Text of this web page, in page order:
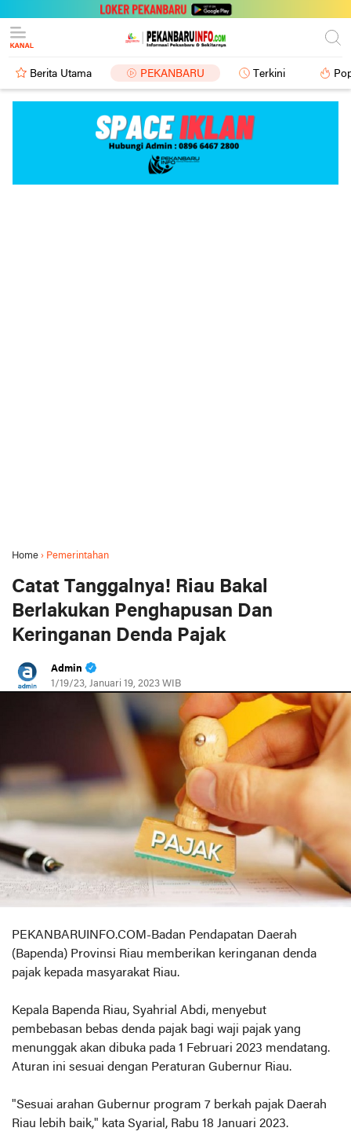
Berita Utama PEKANBARU Terkini
Home › Pemerintahan
Catat Tanggalnya! Riau Bakal
Berlakukan Penghapusan Dan
Keringanan Denda Pajak
Admin
1/19/23, Januari 19, 2023 WIB
PEKANBARUINFO.COM-Badan Pendapatan Daerah
(Bapenda) Provinsi Riau memberikan keringanan denda
pajak kepada masyarakat Riau.
Kepala Bapenda Riau, Syahrial Abdi, menyebut
pembebasan bebas denda pajak bagi waji pajak yang
menunggak akan dibuka pada 1 Februari 2023 mendatang.
Aturan ini sesuai dengan Peraturan Gubernur Riau.
"Sesuai arahan Gubernur program 7 berkah pajak Daerah
Riau lebih baik," kata Syarial, Rabu 18 Januari 2023.